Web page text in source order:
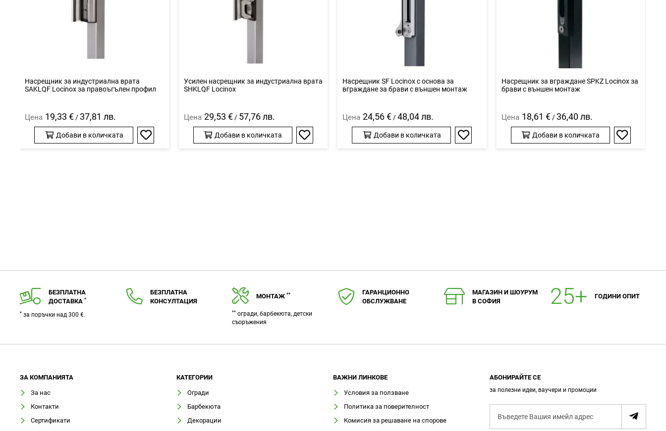
Насрещник за индустриална врата
SAKLQF Locinox за правоъгълен профил
Цена 19,33 €/ 37,81 лв.
Добави в количката
Добави
Усилен насрещник за индустриална врата
SHKLQF Locinox
Цена 29,53 €/ 57,76 лв.
Добави в количката
Добави
Насрещник SF Locinox с основа за
вграждане за брави с външен монтаж
Цена 24,56 €/48,04 лв.
Добави в количката
Добави
Насрещник за вграждане SPKZ Locinox за
брави с външен монтаж
Цена 18,61 €/ 36,40 лв.
Добави в количката
Добави
БЕЗПЛАТНА
ДОСТАВКА *
* за поръчки над 300 €.
БЕЗПЛАТНА
КОНСУЛТАЦИЯ
МОНТАЖ **
** огради, барбекюта, детски
съоръжения
ГАРАНЦИОННО
ОБСЛУЖВАНЕ
МАГАЗИН И ШОУРУМ
В СОФИЯ
ГОДИНИ ОПИТ
ЗA КОМПАНИЯТА
За нас
Контакти
Сертификати
КАТЕГОРИИ
Огради
Барбекюта
Декорации
ВАЖНИ ЛИНКОВЕ
Условия за ползване
Политика за поверителност
Комисия за решаване на спорове
АБОНИРАЙТЕ СЕ
за полезни идеи, ваучери и промоции
А